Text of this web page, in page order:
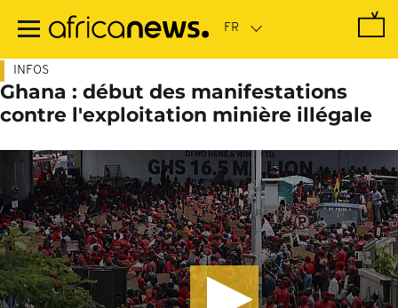
contenu
INFOS
Ghana : début des manifestations
contre l'exploitation minière illégale